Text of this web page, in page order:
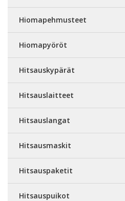
Hiomapehmusteet
Hiomapyöröt
Hitsauskypärät
Hitsauslaitteet
Hitsauslangat
Hitsausmaskit
Hitsauspaketit
Hitsauspuikot